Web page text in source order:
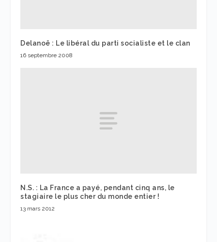
Delanoë : Le libéral du parti socialiste et le clan
16 septembre 2008
N.S. : La France a payé, pendant cinq ans, le
stagiaire le plus cher du monde entier !
13 mars 2012